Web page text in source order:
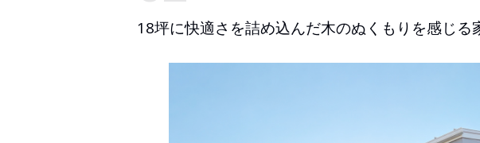
18坪に快適さを詰め込んだ木のぬくもりを感じる